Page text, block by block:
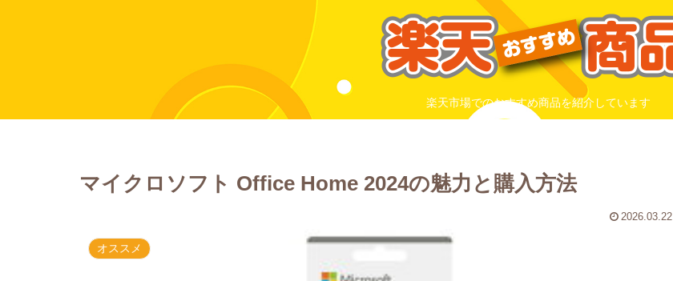
楽天市場でのおすすめ商品を紹介しています
マイクロソフト Office Home 2024の魅力と購入方法
2026.03.22
オススメ